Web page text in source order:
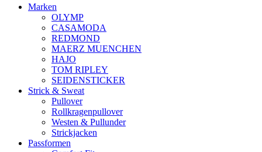
Marken
OLYMP
CASAMODA
REDMOND
MAERZ MUENCHEN
HAJO
TOM RIPLEY
SEIDENSTICKER
Strick & Sweat
Pullover
Rollkragenpullover
Westen & Pullunder
Strickjacken
Passformen